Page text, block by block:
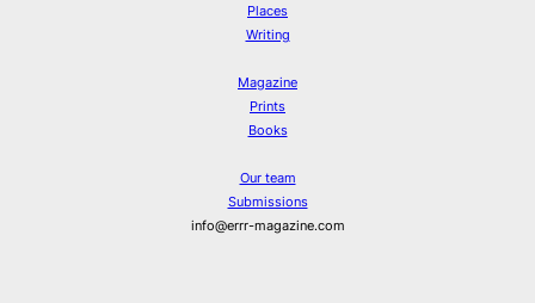
Places
Writing
Magazine
Prints
Books
Our team
Submissions
info@errr-magazine.com